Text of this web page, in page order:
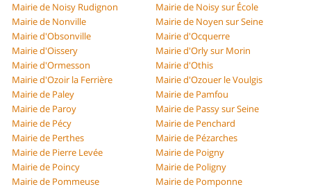
Mairie de Noisy Rudignon
Mairie de Noisy sur École
Mairie de Nonville
Mairie de Noyen sur Seine
Mairie d'Obsonville
Mairie d'Ocquerre
Mairie d'Oissery
Mairie d'Orly sur Morin
Mairie d'Ormesson
Mairie d'Othis
Mairie d'Ozoir la Ferrière
Mairie d'Ozouer le Voulgis
Mairie de Paley
Mairie de Pamfou
Mairie de Paroy
Mairie de Passy sur Seine
Mairie de Pécy
Mairie de Penchard
Mairie de Perthes
Mairie de Pézarches
Mairie de Pierre Levée
Mairie de Poigny
Mairie de Poincy
Mairie de Poligny
Mairie de Pommeuse
Mairie de Pomponne